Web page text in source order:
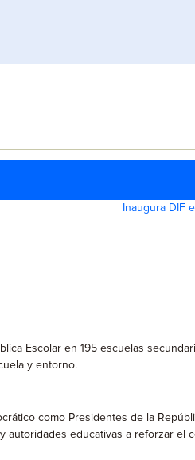
Inaugura DIF
Escolar en 195 escuelas
y entorno.
como Presidentes de la
educativas a reforzar el